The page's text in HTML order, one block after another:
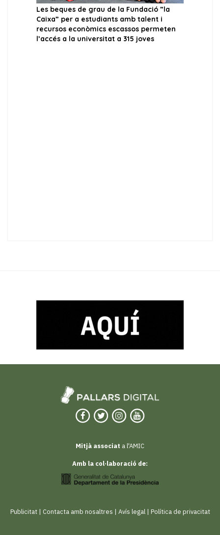
Mitjà associat a l'AMIC
Amb la col·laboració de:
Publicitat| Contacta amb nosaltres | Avís legal| Política de privacitat